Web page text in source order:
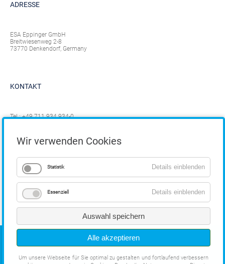
ADRESSE
ESA Eppinger GmbH
Breitwiesenweg 2-8
73770 Denkendorf, Germany
KONTAKT
Tel.:+49 711 934 934-0
IMPRESSUM
Wir verwenden Cookies
Statistik Details einblenden
Essenziell Details einblenden
Auswahl speichern
Alle akzeptieren
Um unsere Webseite für Sie optimal zu gestalten und fortlaufend verbessern